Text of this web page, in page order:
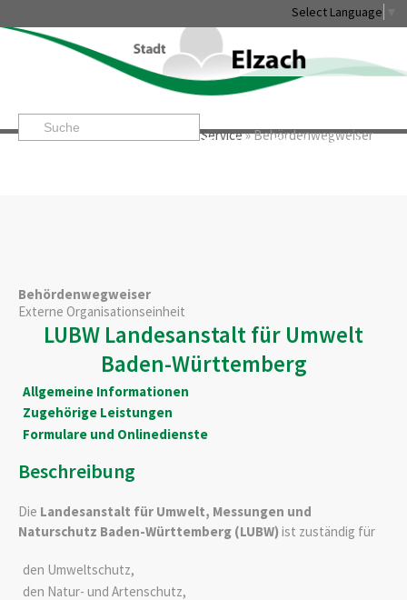
Select Language
Startseite» »Service»Behördenwegweiser
Leben & Erleben Rathaus & Service Stadtentwicklung &
Behördenwegweiser
Externe Organisationseinheit
LUBW Landesanstalt für Umwelt
Baden-Württemberg
Allgemeine Informationen
Zugehörige Leistungen
Formulare und Onlinedienste
Beschreibung
Die Landesanstalt für Umwelt, Messungen und
Naturschutz Baden-Württemberg (LUBW)ist zuständig für
den Umweltschutz,
den Natur- und Artenschutz,